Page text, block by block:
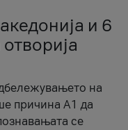
и 6
на
причина А1 да
се